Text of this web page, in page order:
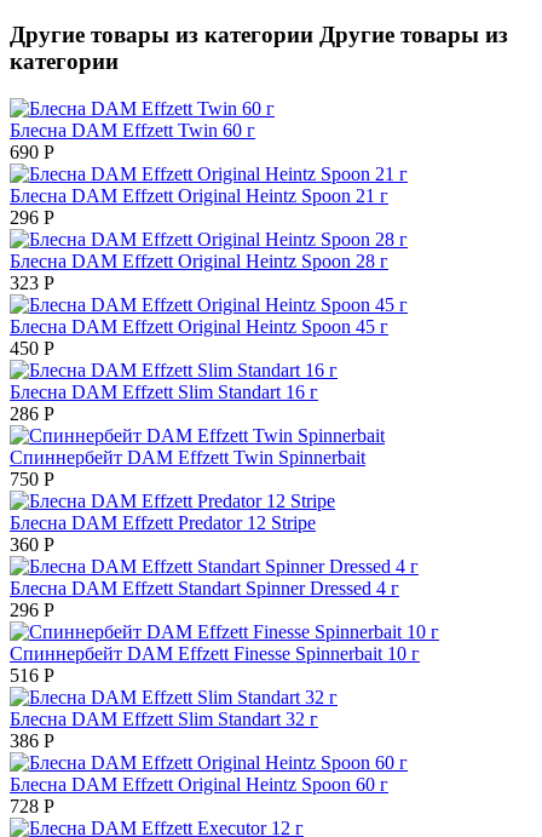
Другие товары из категории Другие товары из
категории
Блесна DAM Effzett Twin 60 г
690 Р
Блесна DAM Effzett Original Heintz Spoon 21 г
296 Р
Блесна DAM Effzett Original Heintz Spoon 28 г
323 Р
Блесна DAM Effzett Original Heintz Spoon 45 г
450 Р
Блесна DAM Effzett Slim Standart 16 г
286 Р
Спиннербейт DAM Effzett Twin Spinnerbait
750 Р
Блесна DAM Effzett Predator 12 Stripe
360 Р
Блесна DAM Effzett Standart Spinner Dressed 4 г
296 Р
Спиннербейт DAM Effzett Finesse Spinnerbait 10 г
516 Р
Блесна DAM Effzett Slim Standart 32 г
386 Р
Блесна DAM Effzett Original Heintz Spoon 60 г
728 Р